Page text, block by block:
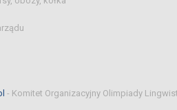
- Komitet Organizacyjny Olimpiady